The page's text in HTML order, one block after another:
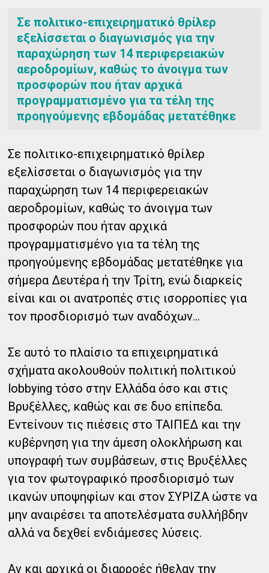
Σε πολιτικο-επιχειρηματικό θρίλερ
εξελίσσεται ο διαγωνισμός για την
παραχώρηση των 14 περιφερειακών
αεροδρομίων, καθώς το άνοιγμα των
προσφορών που ήταν αρχικά
προγραμματισμένο για τα τέλη της
προηγούμενης εβδομάδας μετατέθηκε
Σε πολιτικο-επιχειρηματικό θρίλερ
εξελίσσεται ο διαγωνισμός για την
παραχώρηση των 14 περιφερειακών
αεροδρομίων, καθώς το άνοιγμα των
προσφορών που ήταν αρχικά
προγραμματισμένο για τα τέλη της
προηγούμενης εβδομάδας μετατέθηκε για
σήμερα Δευτέρα ή την Τρίτη, ενώ διαρκείς
είναι και οι ανατροπές στις ισορροπίες για
τον προσδιορισμό των αναδόχων...
Σε αυτό το πλαίσιο τα επιχειρηματικά
σχήματα ακολουθούν πολιτική πολιτικού
lobbying τόσο στην Ελλάδα όσο και στις
Βρυξέλλες, καθώς και σε δυο επίπεδα.
Εντείνουν τις πιέσεις στο ΤΑΙΠΕΔ και την
κυβέρνηση για την άμεση ολοκλήρωση και
υπογραφή των συμβάσεων, στις Βρυξέλλες
για τον φωτογραφικό προσδιορισμό των
ικανών υποψηφίων και στον ΣΥΡΙΖΑ ώστε να
μην αναιρέσει τα αποτελέσματα συλλήβδην
αλλά να δεχθεί ενδιάμεσες λύσεις.
Αν και αρχικά οι διαρροές ήθελαν την